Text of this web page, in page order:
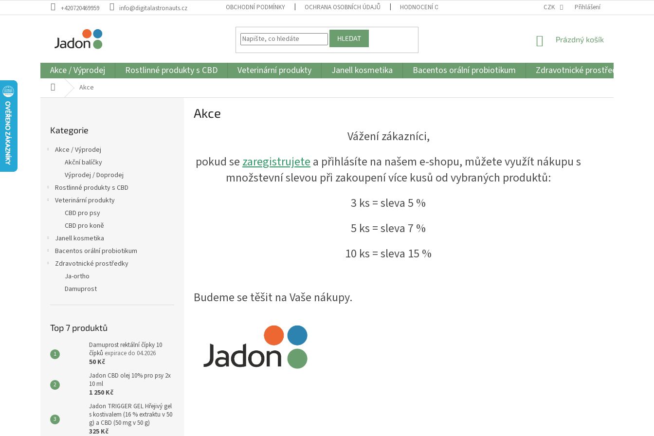
na
+420720469959 info@digitalastronauts.cz OBCHODNÍ PODMÍNKY OCHRANA OSOBNÍCH ÚDAJŮ HODNOCENÍ OBCHODU JADON GEL JADON OIL CAPS
CZK Přihlášení
HLEDAT
NÁKUPNÍ
Prázdný košík
Akce / Výprodej Rostlinné produkty s CBD Veterinární produkty Janell kosmetika Bacentos orální probiotikum Zdravotnické prostředky
Domů Akce
kategorie
Kategorie
Akce / Výprodej
Akční balíčky
Výprodej / Doprodej
Rostlinné produkty s CBD
Veterinární produkty
CBD pro psy
CBD pro koně
Janell kosmetika
Bacentos orální probiotikum
Zdravotnické prostředky
Ja-ortho
Damuprost
Top 7 produktů
Damuprost rektální čípky 10
čípků expirace do 04.2026
50 Kč
Jadon CBD olej 10% pro psy 2x
10 ml
1 250 Kč
Jadon TRIGGER GEL Hřejivý gel
s kostivalem (16 % extraktu v 50
g) a CBD (50 mg v 50 g)
325 Kč
Akce
Vážení zákazníci,
pokud se zaregistrujete a přihlásíte na našem e-shopu, můžetevyužít nákupu s
množstevní slevou při zakoupení více kusů od vybraných produktů:
3 ks = sleva 5 %
5 ks = sleva 7 %
10 ks = sleva 15 %
Budeme se těšit na Vaše nákupy.